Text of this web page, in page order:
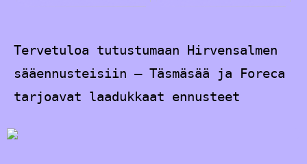
Tervetuloa tutustumaan Hirvensalmen
sääennusteisiin – Täsmäsää ja Foreca
tarjoavat laadukkaat ennusteet